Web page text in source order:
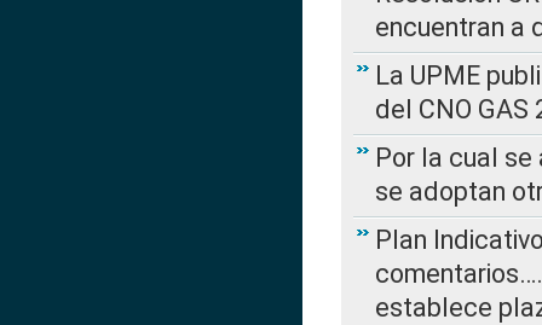
encuentran a
La UPME
del CNO
Por la cual
se adoptan
Plan
establece